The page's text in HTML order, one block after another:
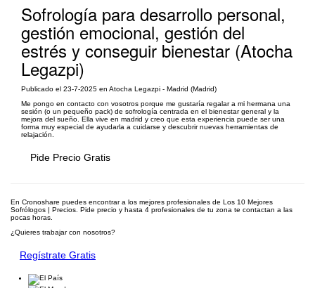
Sofrología para desarrollo personal,
gestión emocional, gestión del
estrés y conseguir bienestar (Atocha
Legazpi)
Publicado el 23-7-2025 en Atocha Legazpi - Madrid (Madrid)
Me pongo en contacto con vosotros porque me gustaría regalar a mi hermana una
sesión (o un pequeño pack) de sofrología centrada en el bienestar general y la
mejora del sueño. Ella vive en madrid y creo que esta experiencia puede ser una
forma muy especial de ayudarla a cuidarse y descubrir nuevas herramientas de
relajación.
Pide Precio Gratis
En Cronoshare puedes encontrar a los mejores profesionales de Los 10 Mejores
Sofrólogos | Precios. Pide precio y hasta 4 profesionales de tu zona te contactan a las
pocas horas.
¿Quieres trabajar con nosotros?
Regístrate Gratis